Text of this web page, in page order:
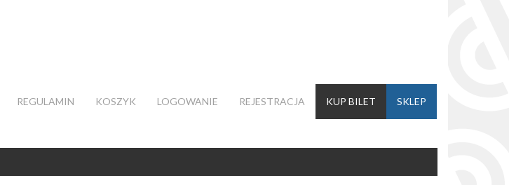
REGULAMIN KOSZYK LOGOWANIE REJESTRACJA KUP BILET SKLEP